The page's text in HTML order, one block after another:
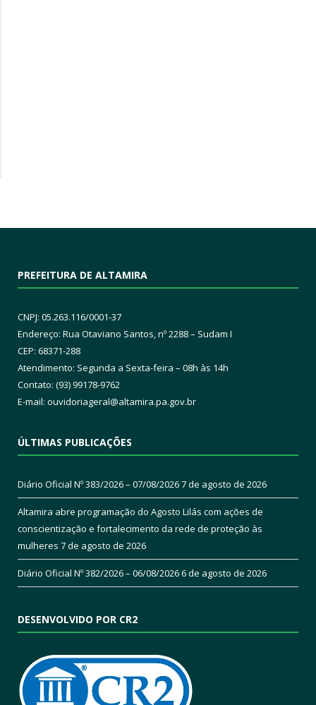
PREFEITURA DE ALTAMIRA
CNPJ: 05.263.116/0001-37
Endereço: Rua Otaviano Santos, nº 2288 – Sudam I
CEP: 68371-288
Atendimento: Segunda a Sexta-feira – 08h às 14h
Contato: (93) 99178-9762
E-mail: ouvidoriageral@altamira.pa.gov.br
ÚLTIMAS PUBLICAÇÕES
Diário Oficial Nº 383/2026 – 07/08/20267 de agosto de 2026
Altamira abre programação do Agosto Lilás com ações de
conscientização e fortalecimento da rede de proteção às
mulheres 7 de agosto de 2026
Diário Oficial Nº 382/2026 – 06/08/20266 de agosto de 2026
DESENVOLVIDO POR CR2